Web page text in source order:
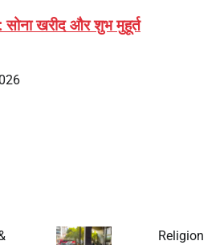
खरीद और शुभ मुहूर्त
Religion